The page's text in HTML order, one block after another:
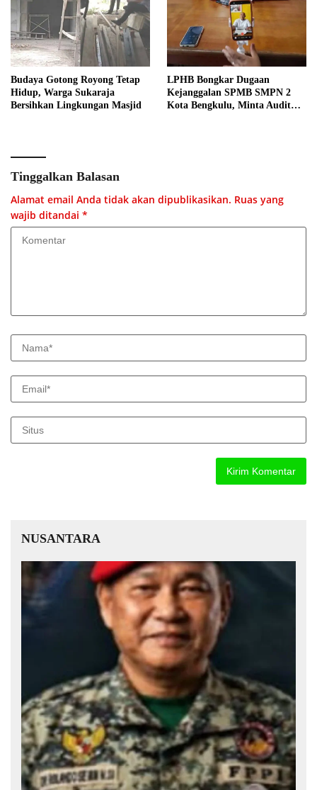
Budaya Gotong Royong Tetap
Hidup, Warga Sukaraja
Bersihkan Lingkungan Masjid
LPHB Bongkar Dugaan
Kejanggalan SPMB SMPN 2
Kota Bengkulu, Minta Audit
Tinggalkan Balasan
Alamat email Anda tidak akan dipublikasikan. Ruas yang
wajib ditandai *
NUSANTARA